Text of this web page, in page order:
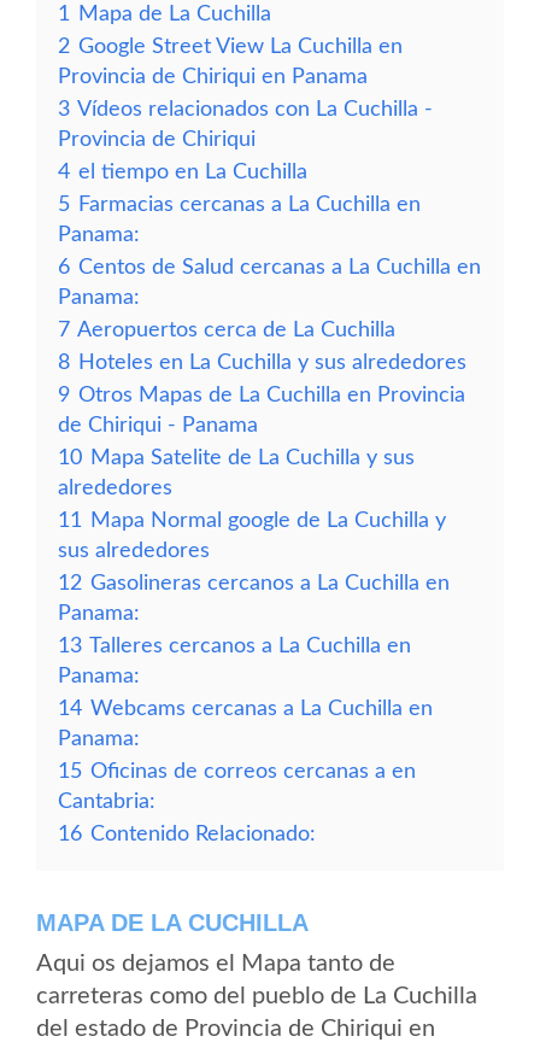
1
Mapa de La Cuchilla
2 Google Street View La Cuchilla en
Provincia de Chiriqui en Panama
3 Vídeos relacionados con La Cuchilla -
Provincia de Chiriqui
4 el tiempo en La Cuchilla
5 Farmacias cercanas a La Cuchilla en
Panama:
6 Centos de Salud cercanas a La Cuchilla en
Panama:
7 Aeropuertos cerca de La Cuchilla
8 Hoteles en La Cuchilla y sus alrededores
9 Otros Mapas de La Cuchilla en Provincia
de Chiriqui - Panama
10 Mapa Satelite de La Cuchilla y sus
alrededores
11
Mapa Normal google de La Cuchilla y
sus alrededores
12 Gasolineras cercanos a La Cuchilla en
Panama:
13 Talleres cercanos a La Cuchilla en
Panama:
14 Webcams cercanas a La Cuchilla en
Panama:
15 Oficinas de correos cercanas a en
Cantabria:
16 Contenido Relacionado:
MAPA DE LA CUCHILLA
Aqui os dejamos el Mapa tanto de
carreteras como del pueblo de La Cuchilla
del estado de Provincia de Chiriqui en